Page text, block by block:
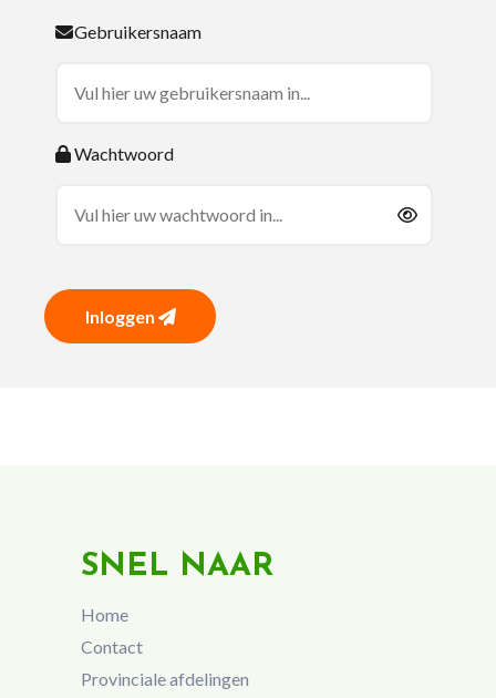
Gebruikersnaam
Wachtwoord
Inloggen
SNEL NAAR
Home
Contact
Provinciale afdelingen